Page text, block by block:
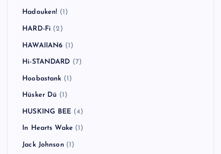
Hadouken! (1)
HARD-Fi (2)
HAWAIIAN6 (1)
Hi-STANDARD (7)
Hoobastank (1)
Hüsker Dü (1)
HUSKING BEE (4)
In Hearts Wake (1)
Jack Johnson (1)